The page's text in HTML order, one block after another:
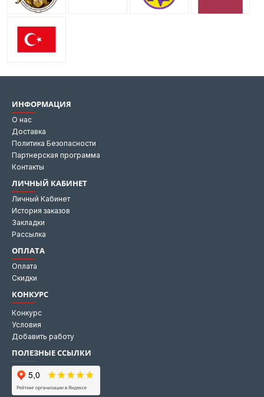
ИНФОРМАЦИЯ
О нас
Доставка
Политика Безопасности
Партнерская программа
Контакты
ЛИЧНЫЙ КАБИНЕТ
Личный Кабинет
История заказов
Закладки
Рассылка
ОПЛАТА
Оплата
Скидки
КОНКУРС
Конкурс
Условия
Добавить работу
ПОЛЕЗНЫЕ ССЫЛКИ